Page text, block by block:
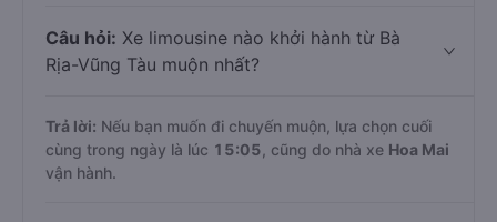
Câu hỏi: Xe limousine nào khởi hành từ Bà
Rịa-Vũng Tàu muộn nhất?
Trả lời: Nếu bạn muốn đi chuyến muộn, lựa chọn cuối
cùng trong ngày là lúc 15:05 , cũng do nhà xe Hoa Mai
vận hành.